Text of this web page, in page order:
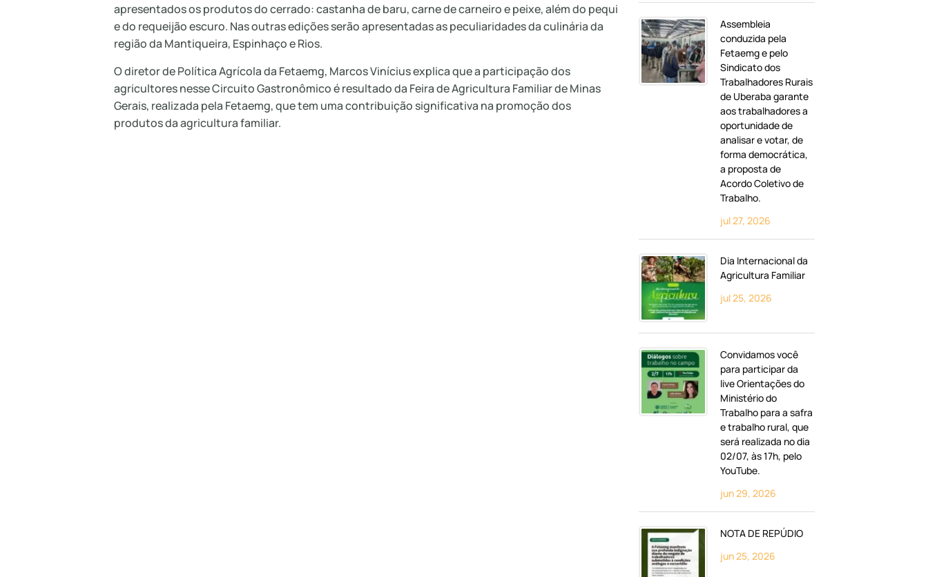
apresentados os produtos do cerrado: castanha de baru, carne de carneiro e peixe, além do pequi
e do requeijão escuro. Nas outras edições serão apresentadas as peculiaridades da culinária da
região da Mantiqueira, Espinhaço e Rios.
O diretor de Política Agrícola da Fetaemg, Marcos Vinícius explica que a participação dos
agricultores nesse Circuito Gastronômico é resultado da Feira de Agricultura Familiar de Minas
Gerais, realizada pela Fetaemg, que tem uma contribuição significativa na promoção dos
produtos da agricultura familiar.
Assembleia
conduzida pela
Fetaemg e pelo
Sindicato dos
Trabalhadores Rurais
de Uberaba garante
aos trabalhadores a
oportunidade de
analisar e votar, de
forma democrática,
a proposta de
Acordo Coletivo de
Trabalho.
jul 27, 2026
Dia Internacional da
Agricultura Familiar
jul 25, 2026
Convidamos você
para participar da
live Orientações do
Ministério do
Trabalho para a safra
e trabalho rural, que
será realizada no dia
02/07, às 17h, pelo
YouTube.
jun 29, 2026
NOTA DE REPÚDIO
jun 25, 2026